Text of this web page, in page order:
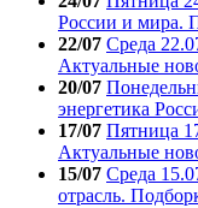
России и мира.
22/07 Среда
Актуальные
20/07
энергетика
17/07 Пятница
Актуальные
15/07 Среда
отрасль.